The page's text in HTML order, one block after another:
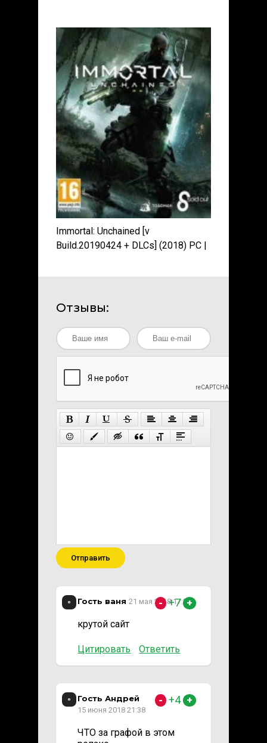
Immortal: Unchained [v
Build.20190424 + DLCs] (2018) PC |
Отзывы:
Отправить
Гость ваня 21 мая 2018 17:33
крутой сайт
Цитировать Ответить
- +7 +
Гость Андрей
15 июня 2018 21:38
ЧТО за графой в этом
- +4 +